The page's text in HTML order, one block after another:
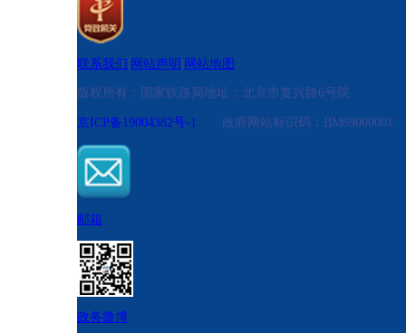
联系我们 网站声明 网站地图
版权所有：国家铁路局地址：北京市复兴路6号院
京ICP备19004382号-1 政府网站标识码：
邮箱
政务微博